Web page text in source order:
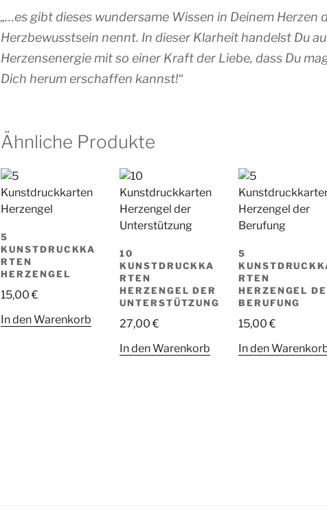
„…es gibt dieses wundersame Wissen in Deinem Herzen
Herzbewusstsein nennt. In dieser Klarheit handelst Du
Herzensenergie mit so einer Kraft der Liebe, dass Du
Dich herum erschaffen kannst!“
Ähnliche Produkte
5
KUNSTDRUCKKA
RTEN
HERZENGEL
15,00€
In den Warenkorb
10
KUNSTDRUCKKA
RTEN
HERZENGEL DER
UNTERSTÜTZUNG
27,00€
In den Warenkorb
5
RTEN
HERZENGEL
BERUFUNG
15,00€
In den